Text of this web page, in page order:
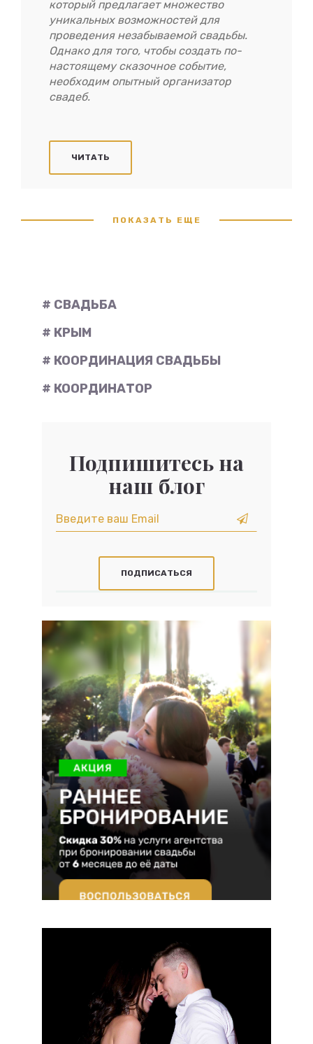
который предлагает множество
уникальных возможностей для
проведения незабываемой свадьбы.
Однако для того, чтобы создать по-
настоящему сказочное событие,
необходим опытный организатор
свадеб.
ЧИТАТЬ
ПОКАЗАТЬ ЕЩЕ
# СВАДЬБА
# КРЫМ
# КООРДИНАЦИЯ СВАДЬБЫ
# КООРДИНАТОР
Подпишитесь на
наш блог
ПОДПИСАТЬСЯ